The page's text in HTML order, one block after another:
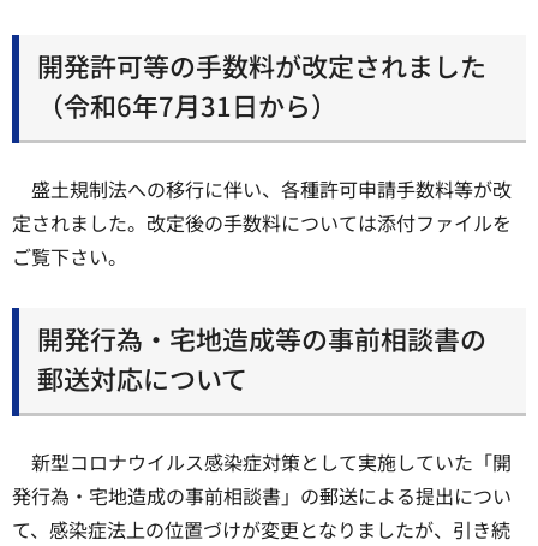
開発許可等の手数料が改定されました
（令和6年7月31日から）
盛土規制法への移行に伴い、各種許可申請手数料等が改
定されました。改定後の手数料については添付ファイルを
ご覧下さい。
開発行為・宅地造成等の事前相談書の
郵送対応について
新型コロナウイルス感染症対策として実施していた「開
発行為・宅地造成の事前相談書」の郵送による提出につい
て、感染症法上の位置づけが変更となりましたが、引き続